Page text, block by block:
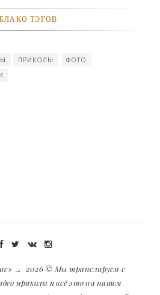
ТЭГОВ
ПРИКОЛЫ
ФОТО
→ 2026 © Мы транслируем с
приколы и всё это на нашем